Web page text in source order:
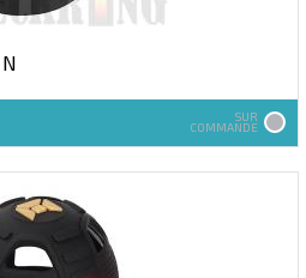
SUR
COMMANDE